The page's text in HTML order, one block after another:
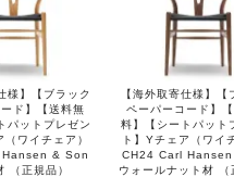
様】【ブラック
ド】【送料無
パットプレゼン
（ワイチェア）
& Son
（正規品）
【海外取寄仕様】【
ペーパーコード】
料】【シートパット
ト】Yチェア（ワイ
CH24 Carl
ウォールナット材 （